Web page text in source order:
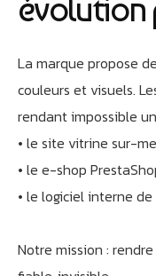
La marque propose
couleurs et visuels.
rendant impossible
• le site vitrine sur-
• le e-shop
• le logiciel interne
Notre mission :